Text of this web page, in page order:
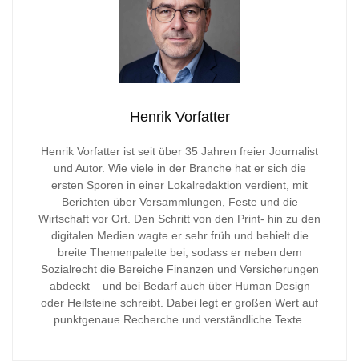
Henrik Vorfatter
Henrik Vorfatter ist seit über 35 Jahren freier Journalist
und Autor. Wie viele in der Branche hat er sich die
ersten Sporen in einer Lokalredaktion verdient, mit
Berichten über Versammlungen, Feste und die
Wirtschaft vor Ort. Den Schritt von den Print- hin zu den
digitalen Medien wagte er sehr früh und behielt die
breite Themenpalette bei, sodass er neben dem
Sozialrecht die Bereiche Finanzen und Versicherungen
abdeckt – und bei Bedarf auch über Human Design
oder Heilsteine schreibt. Dabei legt er großen Wert auf
punktgenaue Recherche und verständliche Texte.